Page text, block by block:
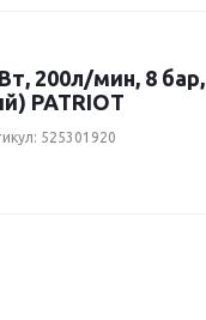
200л/мин, 8 бар,
PATRIOT
525301920